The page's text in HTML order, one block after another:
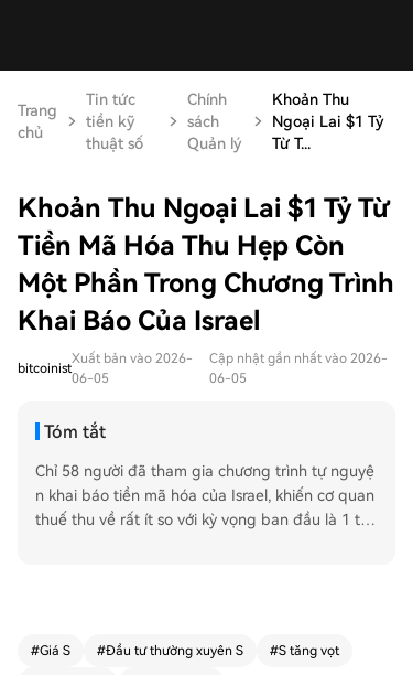
Trang
chủ
Tin tức
tiền kỹ
thuật số
Chính
sách
Quản lý
Khoản Thu
Ngoại Lai $1 Tỷ
Từ T...
Khoản Thu Ngoại Lai $1 Tỷ Từ
Tiền Mã Hóa Thu Hẹp Còn
Một Phần Trong Chương Trình
Khai Báo Của Israel
bitcoinist
Xuất bản vào 2026-
06-05
Cập nhật gần nhất vào 2026-
06-05
Tóm tắt
Chỉ 58 người đã tham gia chương trình tự nguyệ
n khai báo tiền mã hóa của Israel, khiến cơ quan
thuế thu về rất ít so với kỳ vọng ban đầu là 1 tỷ
về việc bị cơ quan thuế soi xét kỹ hơn sau khi kh
#Giá S #Đầu tư thường xuyên S #S tăng vọt